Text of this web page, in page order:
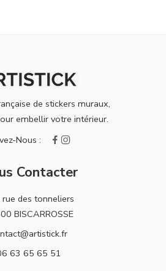
de stickers muraux,
embellir votre intérieur.
Contacter
des tonneliers
BISCARROSSE
63 65 65 51